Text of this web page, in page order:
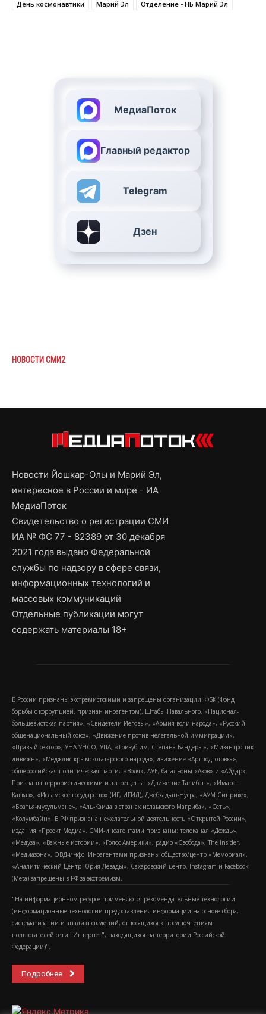
День космонавтики Марий Эл Отделение - НБ Марий Эл
МедиаПоток
Главный редактор
Telegram
Дзен
НОВОСТИ СМИ2
Новости Йошкар-Олы и Марий Эл,
интересное в России и мире - ИА
МедиаПоток
Свидетельство о регистрации СМИ
ИА № ФС 77 - 82389 от 30 декабря
2021 года выдано Федеральной
службы по надзору в сфере связи,
информационных технологий и
массовых коммуникаций
Отдельные публикации могут
содержать материалы 18+
В России признаны экстремистскими и запрещены организации: ФБК (Фонд
борьбы с коррупцией, признан иноагентом), Штабы Навального, «Национал-
большевистская партия», «Свидетели Иеговы», «Армия воли народа», «Русский
общенациональный союз», «Движение против нелегальной иммиграции»,
«Правый сектор», УНА-УНСО, УПА, «Тризуб им. Степана Бандеры», «Мизантропик
дивижн», «Меджлис крымскотатарского народа», движение «Артподготовка»,
общероссийская политическая партия «Воля», АУЕ, батальоны «Азов» и «Айдар».
Признаны террористическими и запрещены: «Движение Талибан», «Имарат
Кавказ», «Исламское государство» (ИГ, ИГИЛ), Джебхад-ан-Нусра, «АУМ Синрике»,
«Братья-мусульмане», «Аль-Каида в странах исламского Магриба», «Сеть»,
«Колумбайн». В РФ признана нежелательной деятельность «Открытой России»,
издания «Проект Медиа». СМИ-иноагентами признаны: телеканал «Дождь»,
«Медуза», «Важные истории», «Голос Америки», радио «Свобода», The Insider,
«Медиазона», ОВД-инфо. Иноагентами признаны общество/центр «Мемориал»,
«Аналитический Центр Юрия Левады», Сахаровский центр. Instagram и Facebook
(Metа) запрещены в РФ за экстремизм.
"На информационном ресурсе применяются рекомендательные технологии
(информационные технологии предоставления информации на основе сбора,
систематизации и анализа сведений, относящихся к предпочтениям
пользователей сети "Интернет", находящихся на территории Российской
Федерации)".
Подробнее